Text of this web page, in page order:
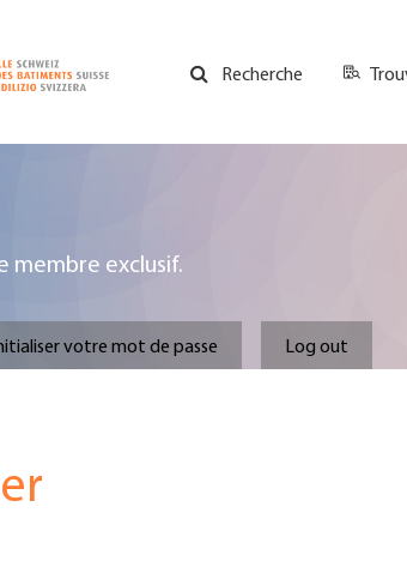
Recherche
GH
membre exclusif.
votre mot de passe Log out